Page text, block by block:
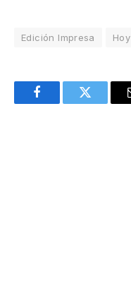
Edición Impresa Hoy
FacebookTwitter